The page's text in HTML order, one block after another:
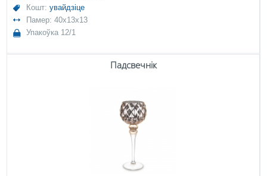
Кошт:увайдзіце
Памер: 40x13x13
Упакоўка 12/1
Падсвечнік